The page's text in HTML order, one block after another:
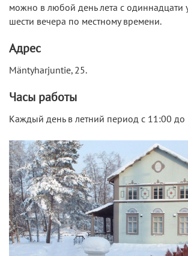
можно в любой день лета с одиннадцати
шести вечера по местному времени.
Адрес
Mäntyharjuntie, 25.
Часы работы
Каждый день в летний период с 11:00 до